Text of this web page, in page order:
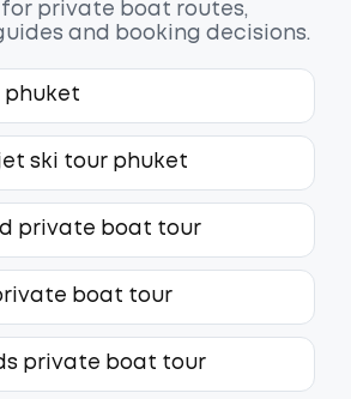
for private boat routes,
and booking decisions.
phuket
ski tour phuket
private boat tour
boat tour
private boat tour